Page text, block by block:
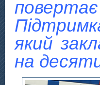
який
на